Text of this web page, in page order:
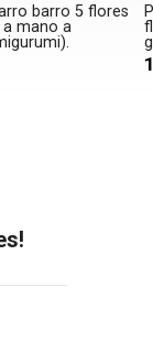
barro 5 flores
mano a